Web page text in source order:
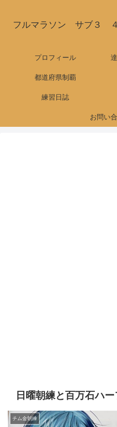
フルマラソン サブ３
プロフィール
都道府県制覇
練習日誌
お問い
日曜朝練と百万石ハ
チム金朝練